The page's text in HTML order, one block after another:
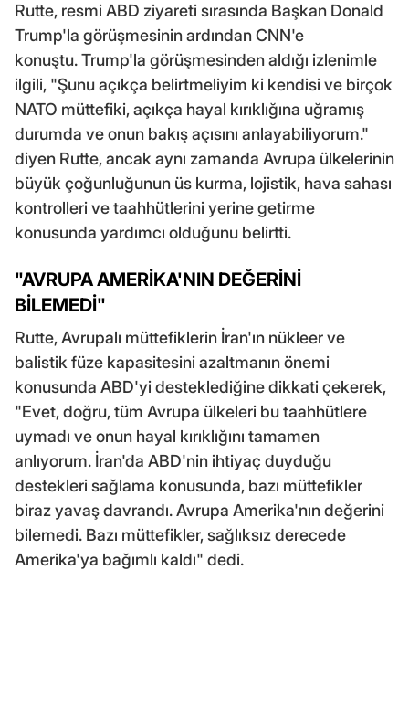
Rutte, resmi ABD ziyareti sırasında Başkan Donald
Trump'la görüşmesinin ardından CNN'e
konuştu. Trump'la görüşmesinden aldığı izlenimle
ilgili, "Şunu açıkça belirtmeliyim ki kendisi ve birçok
NATO müttefiki, açıkça hayal kırıklığına uğramış
durumda ve onun bakış açısını anlayabiliyorum."
diyen Rutte, ancak aynı zamanda Avrupa ülkelerinin
büyük çoğunluğunun üs kurma, lojistik, hava sahası
kontrolleri ve taahhütlerini yerine getirme
konusunda yardımcı olduğunu belirtti.
"AVRUPA AMERİKA'NIN DEĞERİNİ
BİLEMEDİ"
Rutte, Avrupalı müttefiklerin İran'ın nükleer ve
balistik füze kapasitesini azaltmanın önemi
konusunda ABD'yi desteklediğine dikkati çekerek,
"Evet, doğru, tüm Avrupa ülkeleri bu taahhütlere
uymadı ve onun hayal kırıklığını tamamen
anlıyorum. İran'da ABD'nin ihtiyaç duyduğu
destekleri sağlama konusunda, bazı müttefikler
biraz yavaş davrandı. Avrupa Amerika'nın değerini
bilemedi. Bazı müttefikler, sağlıksız derecede
Amerika'ya bağımlı kaldı" dedi.